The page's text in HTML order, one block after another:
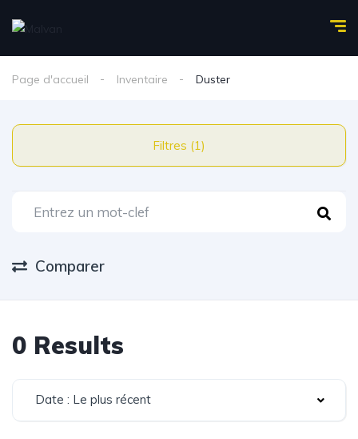
Page d'accueil Inventaire Duster
Filtres (1)
Comparer
0 Results
Date : Le plus récent